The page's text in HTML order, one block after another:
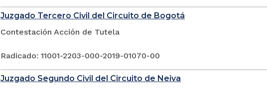
Juzgado Tercero Civil del Circuito de Bogotá
Contestación Acción de Tutela
Radicado: 11001-2203-000-2019-01070-00
Juzgado Segundo Civil del Circuito de Neiva